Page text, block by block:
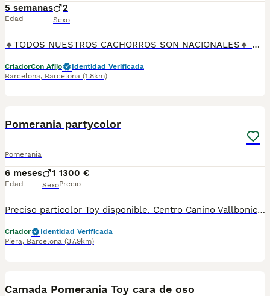
5 semanas
Edad
2
Sexo
🔸TODOS NUESTROS CACHORROS SON NACIONALES🔸 Se entregan con sus vacunas, desparasitaciones internas y externas, microchip y su registro, cartilla sanitaria, contrato de garantías, toda su documentación legal y factura. ✅ Somos un criadero familiar autorizado y certificado por la Generalitat de Catalunya bajo el número de Núcleo Zoológico G25/00314. 💙 Con más de 30 años promoviendo la cría responsable. PARA MÁS INFORMACIÓN: ☎️ TIENDA 933095977 📱 CRIADERO 685878504 📱 WHATSAPP 674320847 🐶 Puedes conocer a los cachorros en persona (cita previa) 💻 Fotos y vídeos www.aquanatura.es 🚙 Hacemos envíos 💰 Financiamos 📌 Calle Roger de Flor 45, muy cerca del Arc de Triomf de Barcelona, de Lunes a Sábados.
CriadorCon Afijo
Identidad Verificada
Barcelona, Barcelona (1.8km)
Pomerania partycolor
Pomerania
6 meses
Edad
1
Sexo
1300 €
Precio
Preciso particolor Toy disponible. Centro Canino Vallbonica es mucho más que un centro de cría , es una familia comprometida con el bienestar animal y la cria responsable, por ello todos nuestros bebés nacen y se crían en nuestras instalaciones , asegurando así un correcto desarrollo y una magnífica socialización, consiguiendo en cada ejemplar un carácter juguetón y extrovertido algo primordial para su adaptación como un miembro más en tu familia . Se entregan con el carnet de vacunas con el plan correspondiente a su edad , desparasitados y microchip implantado y activado en registro de Anicom. Facilitamos junto al cachorro contrato de compra con garantías víricas de 15 días y congénitas de 1 año . Contamos con un gran equipo de profesionales entre los que se encuentran educadores, auxiliares y Veterinarios ofreciendo los controles sanitarios necesarios así como continua vigilancia asegurando su bienestar . Hacemos envíos a toda España con empresa de transporte privado, proporcionando un viaje confortable y ofreciendo las atenciones necesarias a nuestros bebés . Si estás interesado en alguno de nuestros ejemplares solicita información sin compromiso al 722269698 . También atendemos vía WhatsApp . PRECIO REAL ( incluye el IVA) .
Criador
Identidad Verificada
Piera, Barcelona (37.9km)
Camada Pomerania Toy cara de oso